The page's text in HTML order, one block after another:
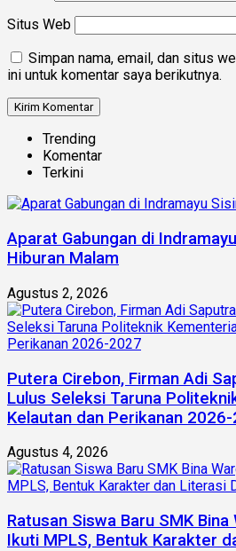
Situs Web
Simpan nama, email, dan situs
ini untuk komentar saya berikutnya.
Trending
Komentar
Terkini
Aparat Gabungan di
Hiburan Malam
Agustus 2, 2026
Putera Cirebon, Firman Adi
Lulus Seleksi Taruna
Kelautan dan Perikanan
Agustus 4, 2026
Ratusan Siswa Baru SMK
Ikuti MPLS, Bentuk Karakter